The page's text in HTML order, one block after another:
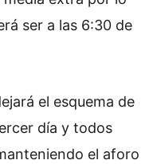
ser a las 6:30 de
el esquema de
día y todos
el aforo